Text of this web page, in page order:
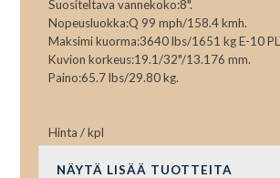
Suositeltava vannekoko:8".
Nopeusluokka:Q 99 mph/158.4 kmh.
Maksimi kuorma:3640 lbs/1651 kg E-10
Kuvion korkeus:19.1/32"/13.176 mm.
Paino:65.7 lbs/29.80 kg.
Hinta / kpl
NÄYTÄ LISÄÄ TUOTTEITA